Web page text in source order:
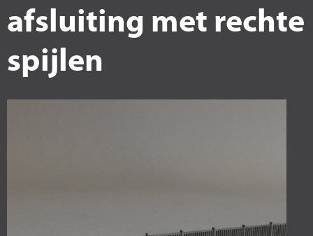
afsluiting met rechte
spijlen